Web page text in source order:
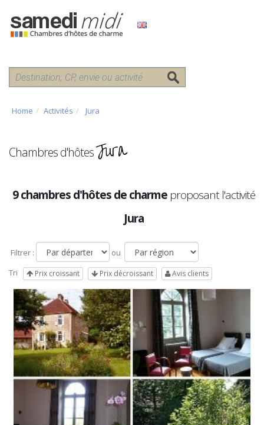
Home Activités Jura
Chambres d'hôtesJura
9 chambres d'hôtes de charme proposant l'activité
Jura
Filtrer :
ou
Tri
Prix croissant Prix décroissant Avis clients